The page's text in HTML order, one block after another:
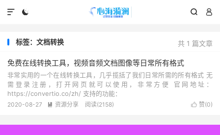
  

共 1 篇文章
标签：文档转换
免费在线转换工具，视频音频文档图像等日常所有格式
非常实用的一个在线转换工具，几乎揽括了我们日常所需的所有格式 无
需登录注册，打开网页就可以使用，非常方便 官网地址：
https://convertio.co/zh/ 支持的功能：
 赞(0)
2020-08-27  资源分享 阅读(2158)